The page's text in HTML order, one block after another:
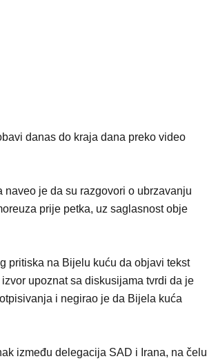
danas do kraja dana preko video
je da su razgovori o ubrzavanju
prije petka, uz saglasnost obje
pritiska na Bijelu kuću da objavi tekst
upoznat sa diskusijama tvrdi da je
i negirao je da Bijela kuća
između delegacija SAD i Irana, na čelu